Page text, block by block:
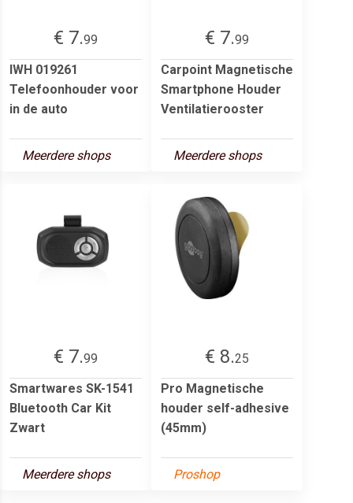
€ 7.99
IWH 019261
Telefoonhouder voor
in de auto
Meerdere shops
€ 7.99
Carpoint Magnetische
Smartphone Houder
Ventilatierooster
Meerdere shops
€ 7.99
Smartwares SK-1541
Bluetooth Car Kit
Zwart
Meerdere shops
€ 8.25
Pro Magnetische
houder self-adhesive
(45mm)
Proshop